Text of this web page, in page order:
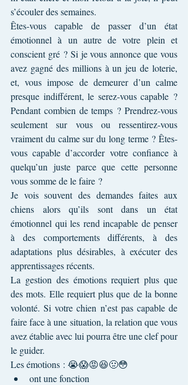
s’écouler des semaines.
Êtes-vous capable de passer d’un état
émotionnel à un autre de votre plein et
conscient gré ? Si je vous annonce que vous
avez gagné des millions à un jeu de loterie,
et, vous impose de demeurer d’un calme
presque indifférent, le serez-vous capable ?
Pendant combien de temps ? Prendrez-vous
seulement sur vous ou ressentirez-vous
vraiment du calme sur du long terme ? Êtes-
vous capable d’accorder votre confiance à
quelqu’un juste parce que cette personne
vous somme de le faire ?
Je vois souvent des demandes faites aux
chiens alors qu’ils sont dans un état
émotionnel qui les rend incapable de penser
à des comportements différents, à des
adaptations plus désirables, à exécuter des
apprentissages récents.
La gestion des émotions requiert plus que
des mots. Elle requiert plus que de la bonne
volonté. Si votre chien n’est pas capable de
faire face à une situation, la relation que vous
avez établie avec lui pourra être une clef pour
le guider.
Les émotions : 😭😱😡😆🤢😳
ont une fonction